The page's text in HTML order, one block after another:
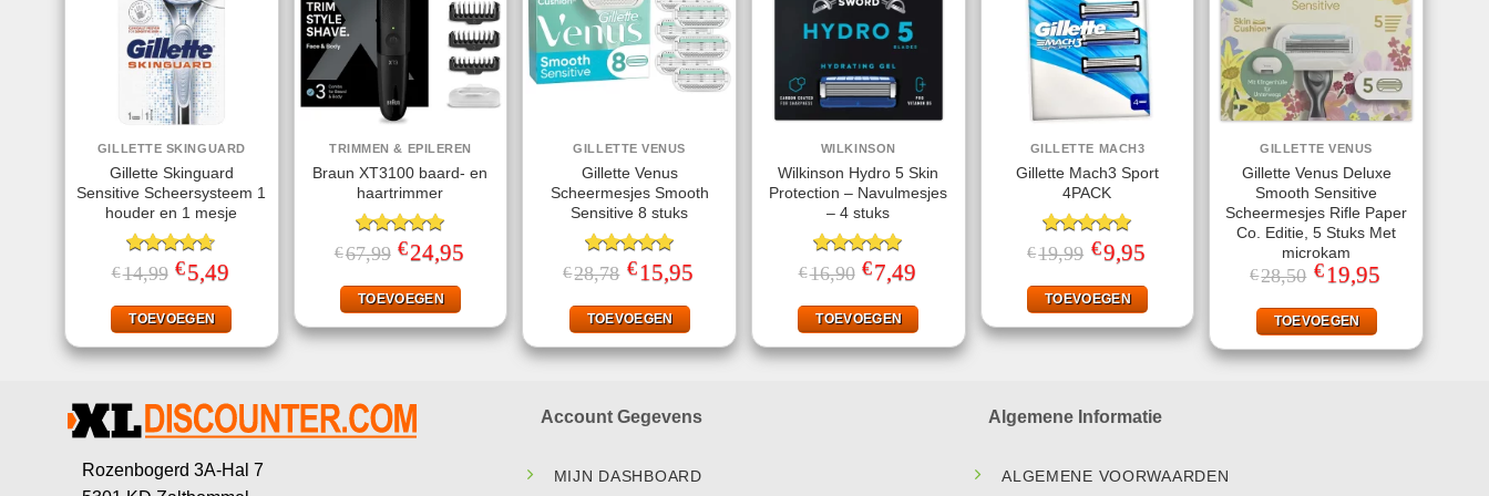
GILLETTE SKINGUARD
Gillette Skinguard
Sensitive Scheersysteem 1
houder en 1 mesje
Gewaardeerd
4.60uit 5
€14,99 Oorspronkelijke
prijs
€14,99.
€5,49
€5,49.
TOEVOEGEN
TRIMMEN & EPILEREN
Braun XT3100 baard- en
haartrimmer
Gewaardeerd
5.00uit 5
€67,99 Oorspronkelijke
prijs
€67,99.
€24,95
TOEVOEGEN
GILLETTE VENUS
Gillette Venus
Scheermesjes Smooth
Sensitive 8 stuks
Gewaardeerd
5.00uit 5
€28,78 Oorspronkelijke
prijs
€28,78.
€ 15,95prijs
TOEVOEGEN
WILKINSON
Wilkinson Hydro 5 Skin
Protection – Navulmesjes
– 4 stuks
Gewaardeerd
5.00uit 5
€16,90 Oorspronkelijke
prijs
€16,90.
€7,49
€7,49.
TOEVOEGEN
GILLETTE MACH3
Gillette Mach3 Sport
4PACK
Gewaardeerd
5.00uit 5
€19,99 Oorspronkelijke
prijs
€19,99.
€9,95prijs
€9,95.
TOEVOEGEN
GILLETTE VENUS
Gillette Venus Deluxe
Smooth Sensitive
Scheermesjes Rifle Paper
Co. Editie, 5 Stuks Met
microkam
€28,50 Oorspronkelijke
prijs
€28,50.
€ 19,95prijs
TOEVOEGEN
Rozenbogerd 3A-Hal 7
Account Gegevens
MIJN DASHBOARD
Algemene Informatie
ALGEMENE VOORWAARDEN